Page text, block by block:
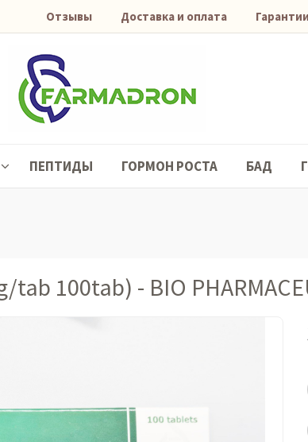
Отзывы Доставка и оплата Гарантии
ПЕПТИДЫ ГОРМОН РОСТА БАД
tab 100tab) - BIO